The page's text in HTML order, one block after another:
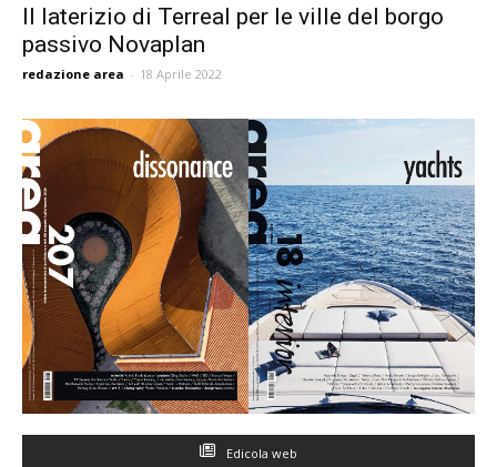
Il laterizio di Terreal per le ville del borgo
passivo Novaplan
redazione area - 18 Aprile 2022
Edicola web